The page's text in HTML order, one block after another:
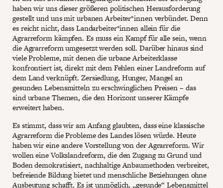
haben wir uns dieser größeren politischen Herausforderung
gestellt und uns mit urbanen Arbeiter*innen verbündet. Denn
es reicht nicht, dass Landarbeiter*innen allein für die
Agrarreform kämpfen. Es muss ein Kampf für alle sein, wenn
die Agrarreform umgesetzt werden soll. Darüber hinaus sind
viele Probleme, mit denen die urbane Arbeiterklasse
konfrontiert ist, direkt mit dem Fehlen einer Landreform auf
dem Land verknüpft. Zersiedlung, Hunger, Mangel an
gesunden Lebensmitteln zu erschwinglichen Preisen – das
sind urbane Themen, die den Horizont unserer Kämpfe
erweitert haben.
Es stimmt, dass wir am Anfang glaubten, dass eine klassische
Agrarreform die Probleme des Landes lösen würde. Heute
haben wir eine andere Vorstellung von der Agrarreform. Wir
wollen eine Volkslandreform, die den Zugang zu Grund und
Boden demokratisiert, nachhaltige Anbaumethoden verbreitet,
befreiende Bildung bietet und menschliche Beziehungen ohne
Ausbeutung schafft. Es ist unmöglich, „gesunde“ Lebensmittel